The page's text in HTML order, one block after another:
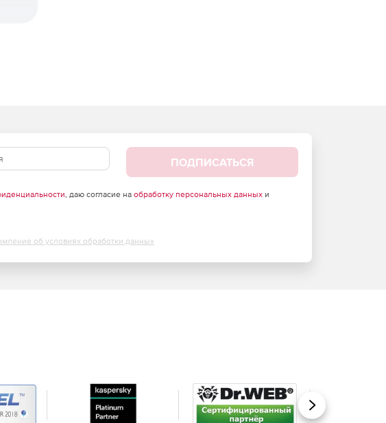
ПОДПИСАТЬСЯ
, даю согласие на обработку персональных данныхи
об условиях обработки данных
Вперед